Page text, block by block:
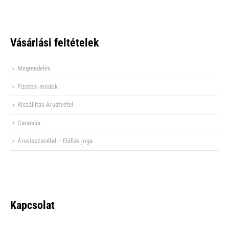
Vásárlási feltételek
Megrendelés
Fizetési módok
Kiszállítás-Áruátvétel
Garancia
Áruvisszavétel – Elállás joga
Kapcsolat